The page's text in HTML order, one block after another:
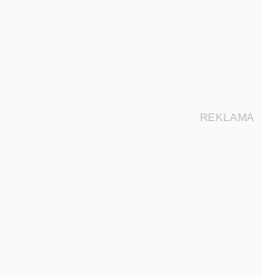
REKLAMA